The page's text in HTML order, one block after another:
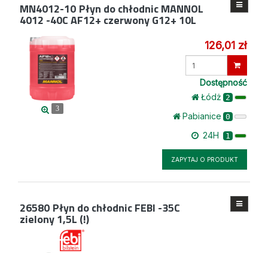
MN4012-10 Płyn do chłodnic MANNOL
4012 -40C AF12+ czerwony G12+ 10L
3
126,01 zł
Dostępność
Łódż 2
Pabianice 0
24H 1
ZAPYTAJ O PRODUKT
26580 Płyn do chłodnic FEBI -35C
zielony 1,5L (!)